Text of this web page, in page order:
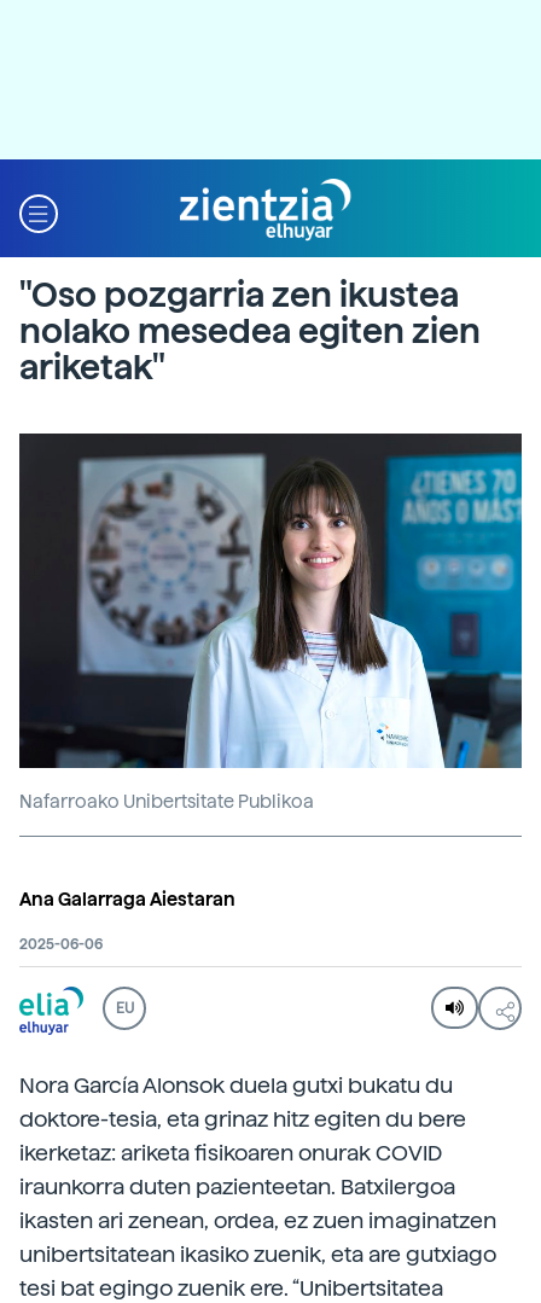
"Oso pozgarria zen ikustea
nolako mesedea egiten zien
ariketak"
Nafarroako Unibertsitate Publikoa
Ana Galarraga Aiestaran
2025-06-06
EU
Nora García Alonsok duela gutxi bukatu du
doktore-tesia, eta grinaz hitz egiten du bere
ikerketaz: ariketa fisikoaren onurak COVID
iraunkorra duten pazienteetan. Batxilergoa
ikasten ari zenean, ordea, ez zuen imaginatzen
unibertsitatean ikasiko zuenik, eta are gutxiago
tesi bat egingo zuenik ere. “Unibertsitatea